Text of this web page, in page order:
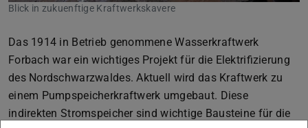
Blick in zukuenftige Kraftwerkskavere
Das 1914 in Betrieb genommene Wasserkraftwerk
Forbach war ein wichtiges Projekt für die Elektrifizierung
des Nordschwarzwaldes. Aktuell wird das Kraftwerk zu
einem Pumpspeicherkraftwerk umgebaut. Diese
indirekten Stromspeicher sind wichtige Bausteine für die